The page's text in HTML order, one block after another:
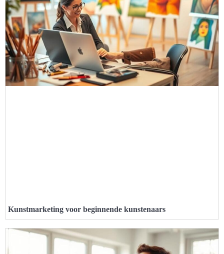
Kunstmarketing voor beginnende kunstenaars